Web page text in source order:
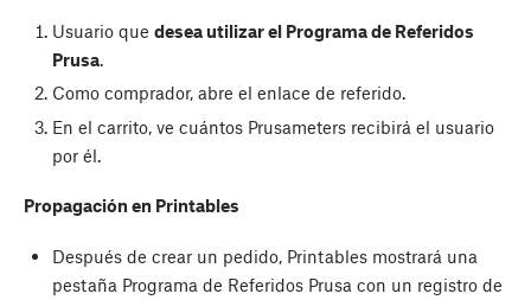
Usuario que desea utilizar el Programa de Referidos
Prusa.
Como comprador, abre el enlace de referido.
En el carrito, ve cuántos Prusameters recibirá el usuario
por él.
Propagación en Printables
Después de crear un pedido, Printables mostrará una
pestaña Programa de Referidos Prusa con un registro de